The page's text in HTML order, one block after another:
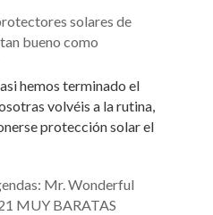
solares de
bueno como
hemos terminado el
volvéis a la rutina,
protección solar el
Mr. Wonderful
MUY BARATAS